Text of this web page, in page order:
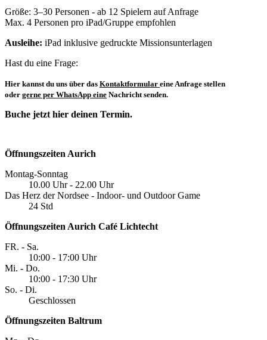
Größe: 3–30 Personen - ab 12 Spielern auf Anfrage
Max. 4 Personen pro iPad/Gruppe empfohlen
Ausleihe: iPad inklusive gedruckte Missionsunterlagen
Hast du eine Frage:
Hier kannst du uns über das Kontaktformular eine Anfrage stellen
oder gerne per WhatsApp eine Nachricht senden.
Buche jetzt hier deinen Termin.
Öffnungszeiten Aurich
Montag-Sonntag
10.00 Uhr - 22.00 Uhr
Das Herz der Nordsee - Indoor- und Outdoor Game
24 Std
Öffnungszeiten Aurich Café Lichtecht
FR. - Sa.
10:00 - 17:00 Uhr
Mi. - Do.
10:00 - 17:30 Uhr
So. - Di.
Geschlossen
Öffnungszeiten Baltrum